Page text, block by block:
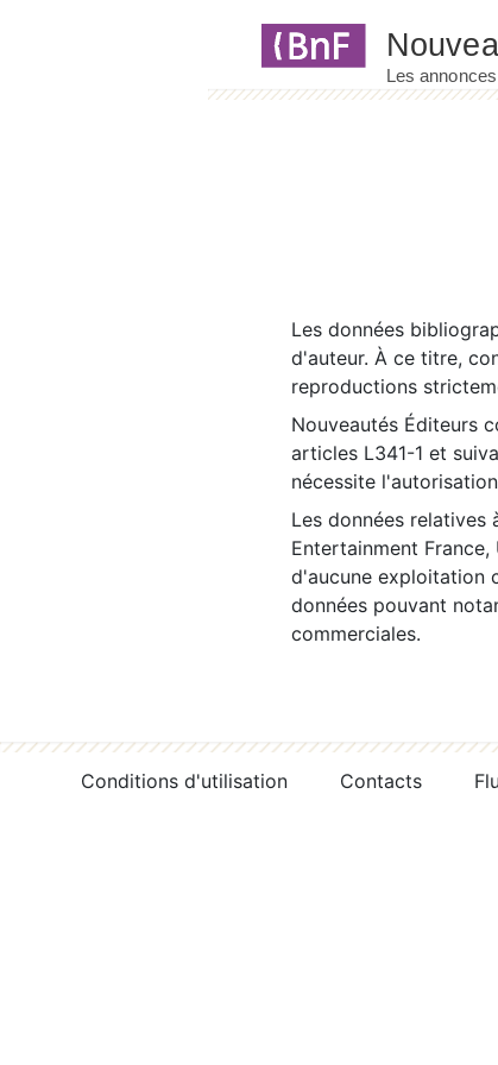
Les données
d'auteur. À ce titre,
reproductions
Nouveautés Éditeurs
articles L341-1 et
nécessite
Les données relatives
Entertainment
d'aucune exploitation
données pouvant
commerciales.
Conditions d'utilisation Contacts